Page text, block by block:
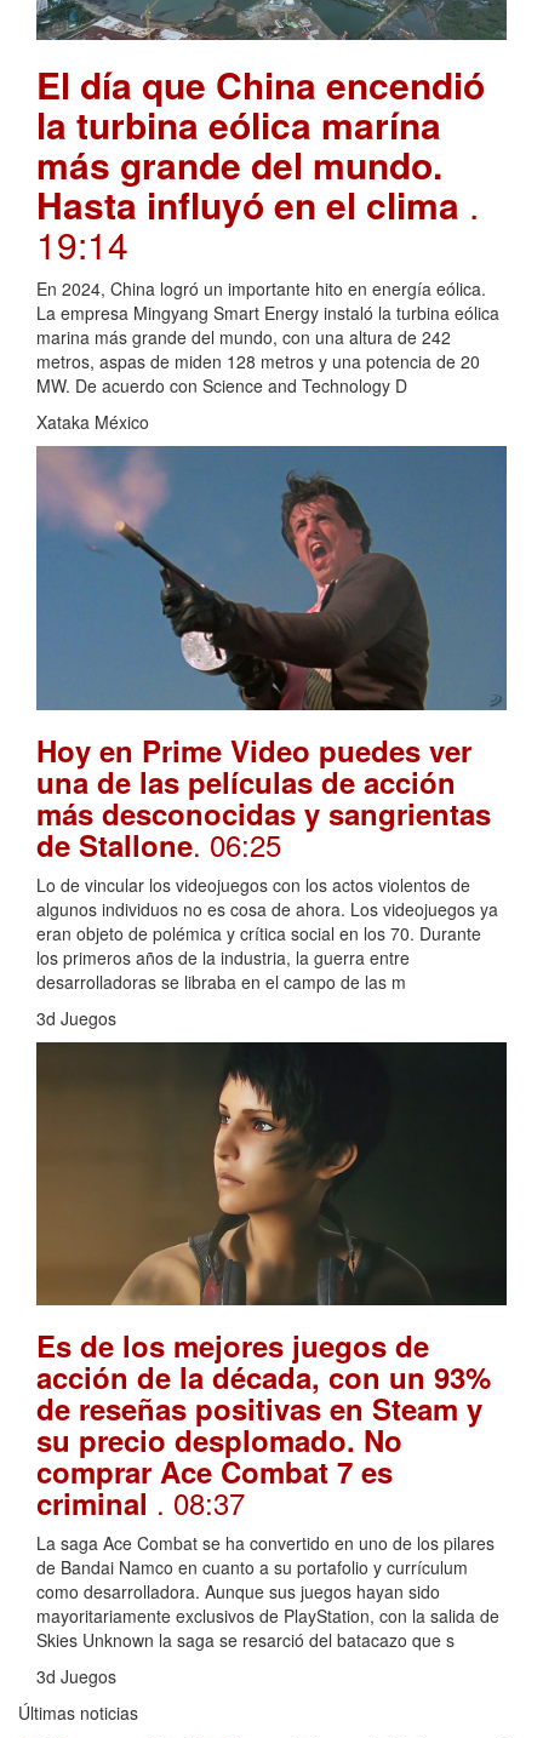
El día que China encendió
la turbina eólica marína
más grande del mundo.
Hasta influyó en el clima .
19:14
En 2024, China logró un importante hito en energía eólica.
La empresa Mingyang Smart Energy instaló la turbina eólica
marina más grande del mundo, con una altura de 242
metros, aspas de miden 128 metros y una potencia de 20
MW. De acuerdo con Science and Technology D
Xataka México
Hoy en Prime Video puedes ver
una de las películas de acción
más desconocidas y sangrientas
de Stallone. 06:25
Lo de vincular los videojuegos con los actos violentos de
algunos individuos no es cosa de ahora. Los videojuegos ya
eran objeto de polémica y crítica social en los 70. Durante
los primeros años de la industria, la guerra entre
desarrolladoras se libraba en el campo de las m
3d Juegos
Es de los mejores juegos de
acción de la década, con un 93%
de reseñas positivas en Steam y
su precio desplomado. No
comprar Ace Combat 7 es
criminal . 08:37
La saga Ace Combat se ha convertido en uno de los pilares
de Bandai Namco en cuanto a su portafolio y currículum
como desarrolladora. Aunque sus juegos hayan sido
mayoritariamente exclusivos de PlayStation, con la salida de
Skies Unknown la saga se resarció del batacazo que s
3d Juegos
Últimas noticias